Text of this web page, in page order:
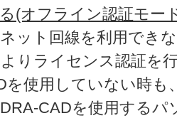
(オフライン認証モー
ット回線を利用でき
りライセンス認証を
を使用していない時
CADを使用する